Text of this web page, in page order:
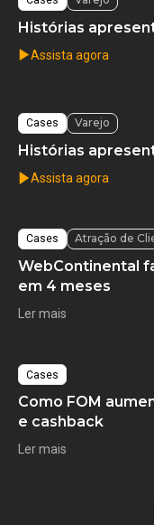
Histórias
Assista agora
Cases Varejo
Histórias
Assista agora
Cases Atração de
WebContinental
em 4 meses
Ler mais
Cases
Como FOM
e cashback
Ler mais